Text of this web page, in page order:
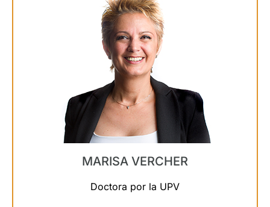
MARISA VERCHER
Doctora por la UPV